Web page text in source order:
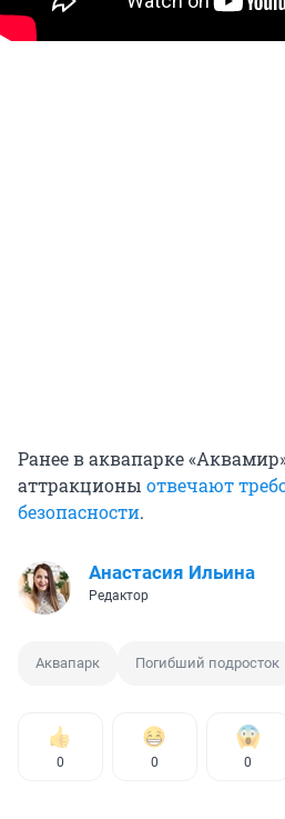
Ранее в аквапарке
аттракционы отвечают
безопасности.
Анастасия Ильина
Редактор
Аквапарк Погибший подросток
0 0 0